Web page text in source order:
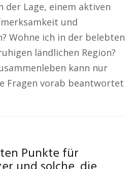
der Lage, einem aktiven
und
Wohne ich in der belebten
ländlichen Region?
kann nur
Fragen vorab beantwortet
Punkte für